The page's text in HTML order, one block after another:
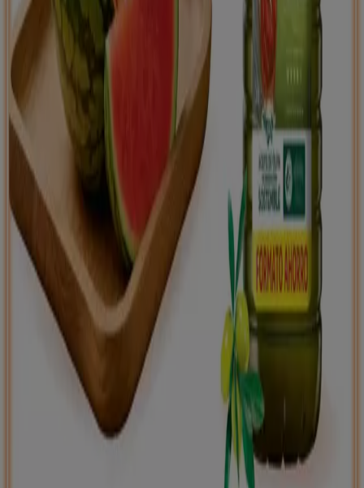
Danmark
Suomi
Belgique
Schweiz
United Arab Emirates România
Maroc
Ceská republika
Slovenská republika
Magyarország
България
Publicidad